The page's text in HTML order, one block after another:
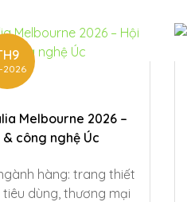
2026
Melbourne 2026 –
công nghệ Úc
hàng: trang thiết
dùng, thương mại